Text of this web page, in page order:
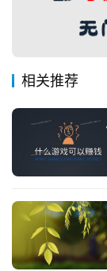
相关推荐